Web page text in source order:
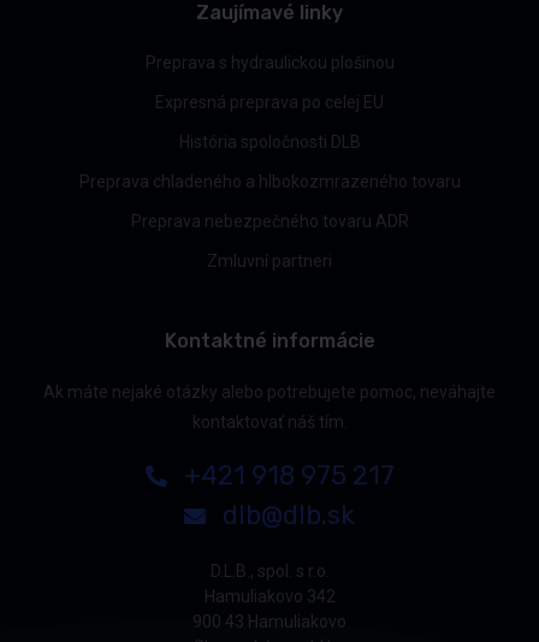
Zaujímavé linky
Preprava s hydraulickou plošinou
Expresná preprava po celej EU
História spoločnosti DLB
Preprava chladeného a hlbokozmrazeného tovaru
Preprava nebezpečného tovaru ADR
Zmluvní partneri
Kontaktné informácie
Ak máte nejaké otázky alebo potrebujete pomoc, neváhajte
kontaktovať náš tím.
+421 918 975 217
dlb@dlb.sk
D.L.B., spol. s r.o.
Hamuliakovo 342
900 43 Hamuliakovo